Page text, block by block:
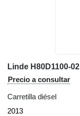
Linde H80D1100-02
Precio a consultar
Carretilla diésel
2013